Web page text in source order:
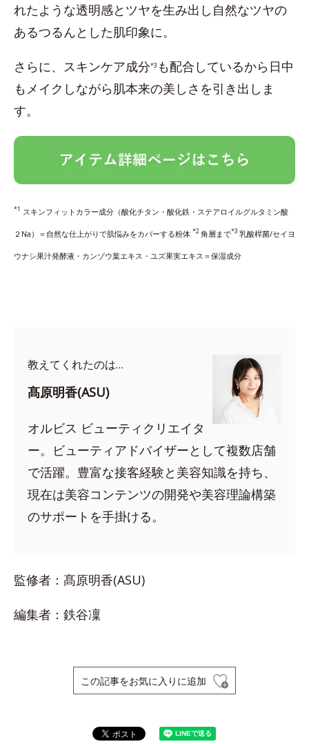
れたような透明感とツヤを生み出し自然なツヤの
あるつるんとした肌印象に。
さらに、スキンケア成分*3 も配合しているから日中
もメイクしながら肌本来の美しさを引き出しま
す。
*1 スキンフィットカラー成分（酸化チタン・酸化鉄・ステアロイルグルタミン酸
２Na）＝自然な仕上がりで肌悩みをカバーする粉体 *2 角層まで*3 乳酸桿菌/セイヨ
ウナシ果汁発酵液・カンゾウ葉エキス・ユズ果実エキス＝保湿成分
教えてくれたのは…
髙原明香(ASU)
オルビス ビューティクリエイタ
ー。ビューティアドバイザーとして複数店舗
で活躍。豊富な接客経験と美容知識を持ち、
現在は美容コンテンツの開発や美容理論構築
のサポートを手掛ける。
監修者：髙原明香(ASU)
編集者：鉄谷凜
この記事をお気に入りに追加